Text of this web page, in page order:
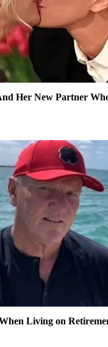
Her New Partner
Living on